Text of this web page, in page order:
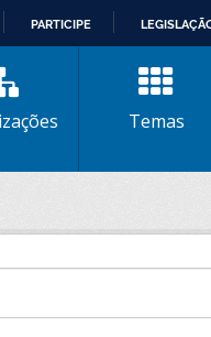
PARTICIPE
Temas